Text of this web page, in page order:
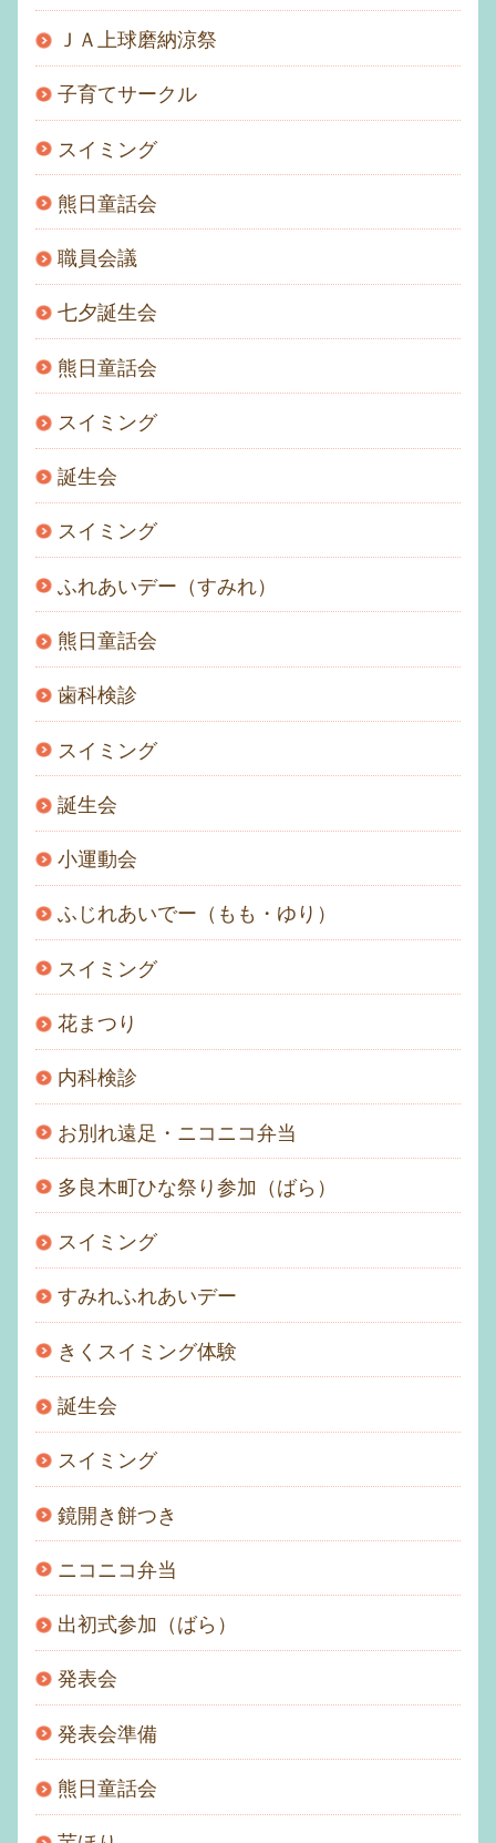
ＪＡ上球磨納涼祭
子育てサークル
スイミング
熊日童話会
職員会議
七夕誕生会
熊日童話会
スイミング
誕生会
スイミング
ふれあいデー（すみれ）
熊日童話会
歯科検診
スイミング
誕生会
小運動会
ふじれあいでー（もも・ゆり）
スイミング
花まつり
内科検診
お別れ遠足・ニコニコ弁当
多良木町ひな祭り参加（ばら）
スイミング
すみれふれあいデー
きくスイミング体験
誕生会
スイミング
鏡開き餅つき
ニコニコ弁当
出初式参加（ばら）
発表会
発表会準備
熊日童話会